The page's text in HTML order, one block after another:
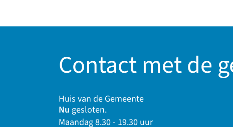
Contact met de
Huis van de Gemeente
Nu gesloten.
Maandag 8.30 - 19.30 uur